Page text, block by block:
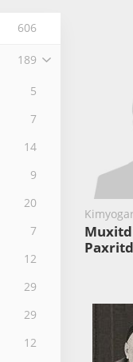
606
189
5
7
14
9
20
7
12
29
29
12